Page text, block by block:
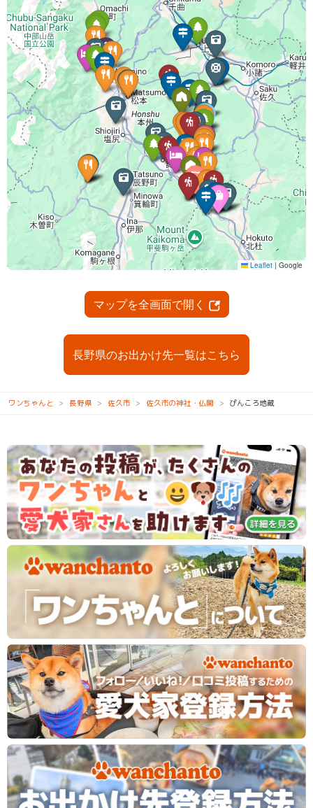
マップを全画面で開く
長野県のお出かけ先一覧はこちら
ワンちゃんと 長野県 佐久市 佐久市の神社・仏閣 ぴんころ地蔵